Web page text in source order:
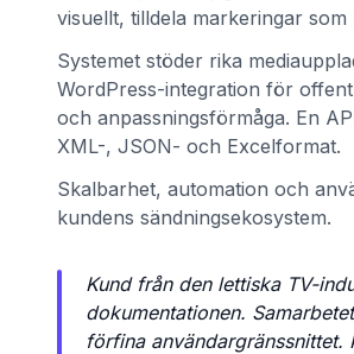
visuellt, tilldela markeringar
Systemet stöder rika
WordPress-integration för
och anpassningsförmåga. En
XML-, JSON- och Excelformat.
Skalbarhet, automation och
kundens sändningsekosystem.
Kund från den lettiska TV-
dokumentationen.
förfina